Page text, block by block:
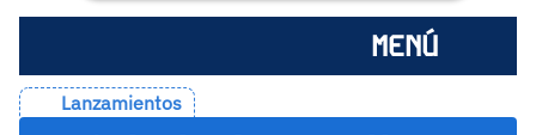
MENÚ
Lanzamientos